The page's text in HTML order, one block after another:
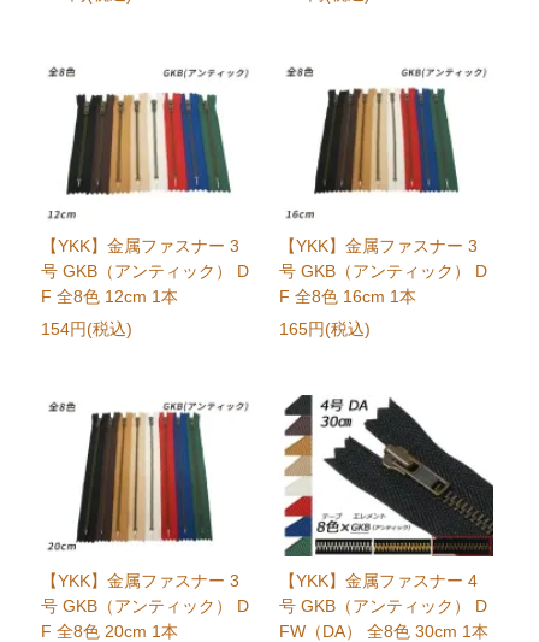
【YKK】金属ファスナー 3
号 GKB（アンティック） D
F 全8色 12cm 1本
154円(税込)
【YKK】金属ファスナー 3
号 GKB（アンティック） D
F 全8色 16cm 1本
165円(税込)
【YKK】金属ファスナー 3
号 GKB（アンティック） D
F 全8色 20cm 1本
【YKK】金属ファスナー 4
号 GKB（アンティック） D
FW（DA） 全8色 30cm 1本